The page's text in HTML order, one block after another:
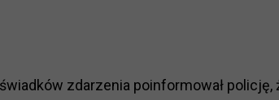
zdarzenia poinformował